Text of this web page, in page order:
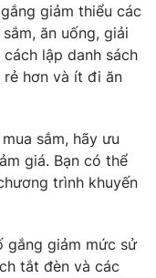
giảm thiểu các
ăn uống, giải
lập danh sách
rẻ hơn và ít đi ăn
sắm, hãy ưu
giá. Bạn có thể
trình khuyến
gắng giảm mức sử
tắt đèn và các